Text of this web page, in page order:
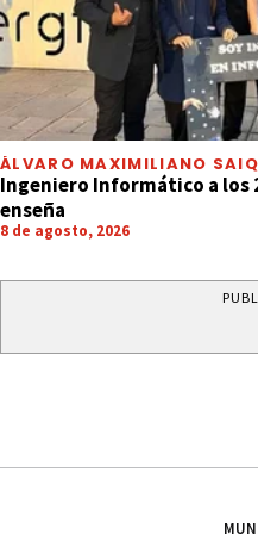
ÁLVARO MAXIMILIANO
Ingeniero Informático a los
enseña
8 de agosto, 2026